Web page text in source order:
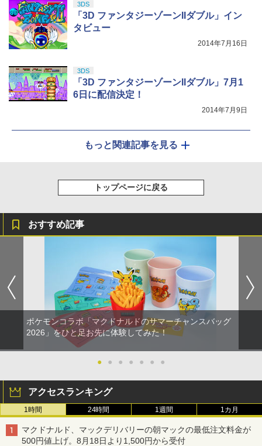
3DS
「3D ファンタジーゾーンIIダブル」イン
タビュー
2014年7月16日
3DS
「3D ファンタジーゾーンIIダブル」7月1
6日に配信決定！
2014年7月9日
もっと関連記事を見る
トップページに戻る
おすすめ記事
ポケモンコラボ「マクドナルドのサマーチャンスバッグ
2026」をひと足お先に体験してみた！
● ● ● ● ● ● ●
アクセスランキング
1時間 24時間 1週間 1カ月
マクドナルド、マックデリバリーの朝マックの最低注文料金が
500円値上げ。8月18日より1,500円から受付